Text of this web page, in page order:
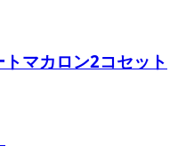
トマカロン2コセット